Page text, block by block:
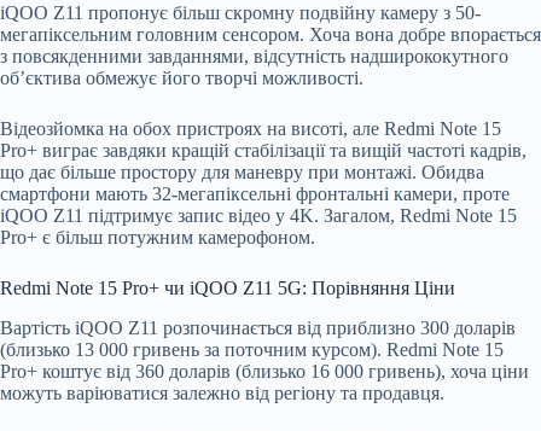
iQOO Z11 пропонує більш скромну подвійну камеру з 50-
мегапіксельним головним сенсором. Хоча вона добре впорається
з повсякденними завданнями, відсутність надширококутного
об’єктива обмежує його творчі можливості.
Відеозйомка на обох пристроях на висоті, але Redmi Note 15
Pro+ виграє завдяки кращій стабілізації та вищій частоті кадрів,
що дає більше простору для маневру при монтажі. Обидва
смартфони мають 32-мегапіксельні фронтальні камери, проте
iQOO Z11 підтримує запис відео у 4K. Загалом, Redmi Note 15
Pro+ є більш потужним камерофоном.
Redmi Note 15 Pro+ чи iQOO Z11 5G: Порівняння Ціни
Вартість iQOO Z11 розпочинається від приблизно 300 доларів
(близько 13 000 гривень за поточним курсом). Redmi Note 15
Pro+ коштує від 360 доларів (близько 16 000 гривень), хоча ціни
можуть варіюватися залежно від регіону та продавця.